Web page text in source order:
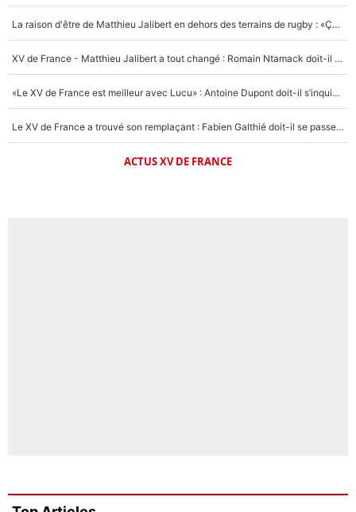
La raison d'être de Matthieu Jalibert en dehors des terrains de rugby : «Ça m'atteint autant que si tu touches à un membre de ma famille»
XV de France - Matthieu Jalibert a tout changé : Romain Ntamack doit-il s’inquiéter pour sa place à un an de la Coupe du monde ?
«Le XV de France est meilleur avec Lucu» : Antoine Dupont doit-il s’inquiéter pour sa place ?
Le XV de France a trouvé son remplaçant : Fabien Galthié doit-il se passer d'Antoine Dupont ?
ACTUS XV DE FRANCE